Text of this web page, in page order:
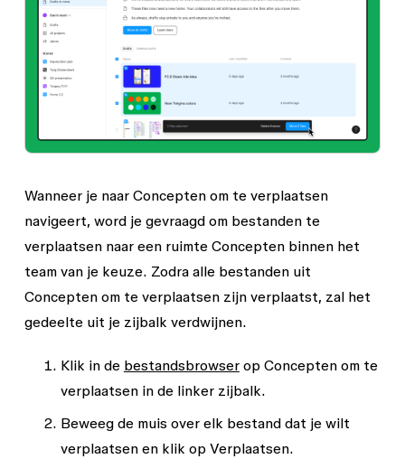
Wanneer je naar Concepten om te verplaatsen
navigeert, word je gevraagd om bestanden te
verplaatsen naar een ruimte Conceptenbinnen het
team van je keuze. Zodra alle bestanden uit
Concepten om te verplaatsenzijn verplaatst, zal het
gedeelte uit je zijbalk verdwijnen.
Klik in de bestandsbrowserop Concepten om te
verplaatsenin de linker zijbalk.
Beweeg de muis over elk bestand dat je wilt
verplaatsen en klik op Verplaatsen.